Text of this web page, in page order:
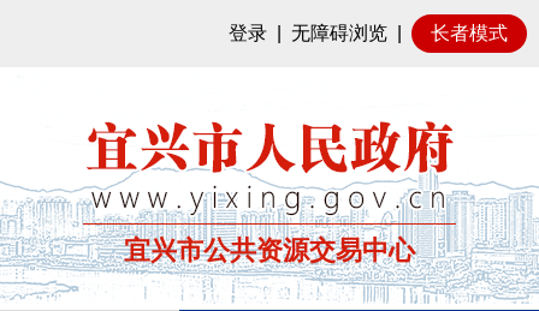
登录 无障碍浏览 长者模式
宜兴市公共资源交易中心